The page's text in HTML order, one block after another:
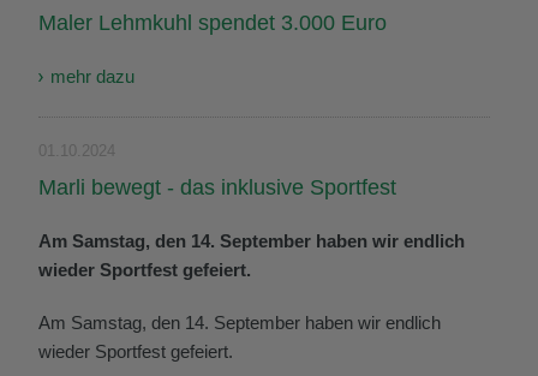
Maler Lehmkuhl spendet 3.000 Euro
mehr dazu
01.10.2024
Marli bewegt - das inklusive Sportfest
Am Samstag, den 14. September haben wir endlich
wieder Sportfest gefeiert.
Am Samstag, den 14. September haben wir endlich
wieder Sportfest gefeiert.